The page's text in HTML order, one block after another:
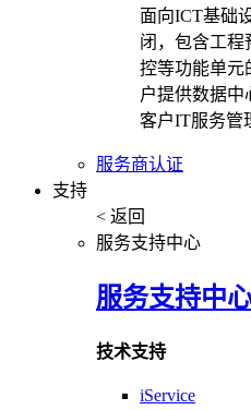
面向ICT基础
闭，包含工程
控等功能单元
户提供数据
客户IT服务管
服务商认证
支持
< 返回
服务支持中心
服务支持中
技术支持
iService